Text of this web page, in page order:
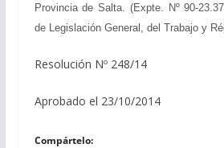
Provincia de Salta. (Expte. Nº 90-
de Legislación General, del Trabajo y
Resolución Nº 248/14
Aprobado el 23/10/2014
Compártelo: